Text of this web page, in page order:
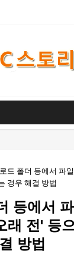
드 폴더 등에서 파
경우 해결 방법
등에서 파
래 전' 등
방법